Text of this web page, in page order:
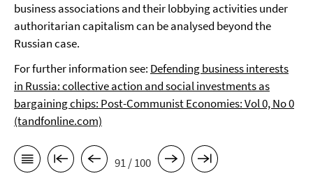
business associations and their lobbying activities under
authoritarian capitalism can be analysed beyond the
Russian case.
For further information see: Defending business interests
in Russia: collective action and social investments as
bargaining chips: Post-Communist Economies: Vol 0, No 0
(tandfonline.com)
91 / 100